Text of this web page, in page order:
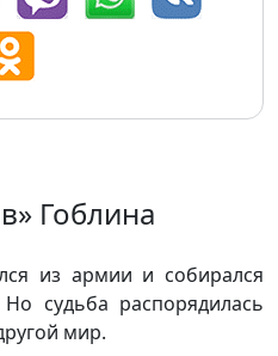
Гоблина
из армии и собирался
судьба распорядилась
мир.